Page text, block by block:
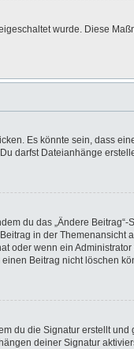
wurde. Diese
Es könnte sein, dass
darfst Dateianhänge
du das „Ändere
in der Themenansicht
oder wenn ein
Beitrag nicht löschen
du die Signatur erstellt
deiner Signatur